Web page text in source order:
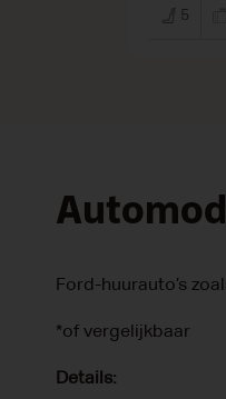
5
Ford-huurauto’s
*of vergelijkbaar
Details: